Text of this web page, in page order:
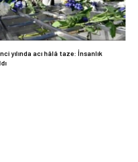
yılında acı hâlâ taze: İnsanlık